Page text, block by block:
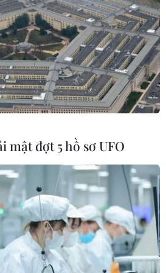
đá thế giới
có
Thái Lan
Cup: Thái
thách thức
mật đợt 5 hồ sơ UFO